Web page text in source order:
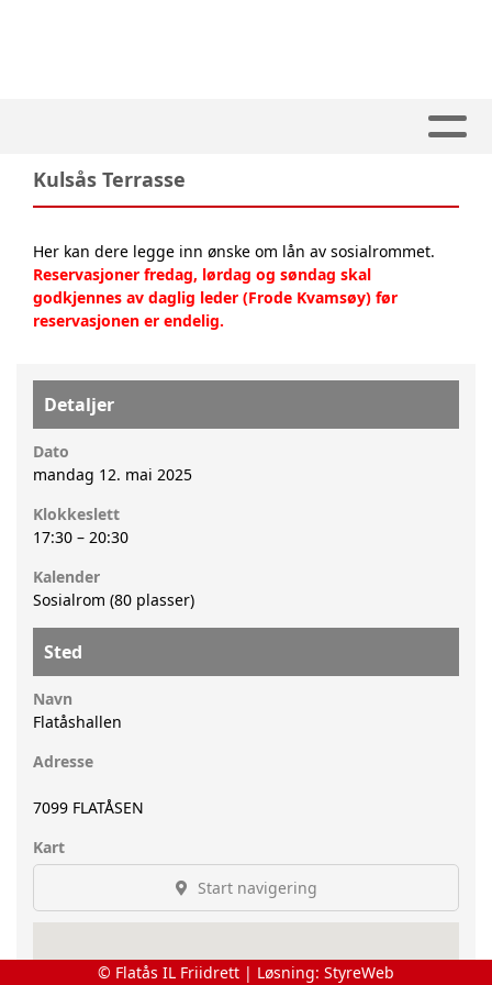
Kulsås Terrasse
Her kan dere legge inn ønske om lån av sosialrommet.
Reservasjoner fredag, lørdag og søndag skal
godkjennes av daglig leder (Frode Kvamsøy) før
reservasjonen er endelig.
Detaljer
Dato
mandag 12. mai 2025
Klokkeslett
17:30 – 20:30
Kalender
Sosialrom (80 plasser)
Sted
Navn
Flatåshallen
Adresse
7099 FLATÅSEN
Kart
Start navigering
© Flatås IL Friidrett | Løsning: StyreWeb